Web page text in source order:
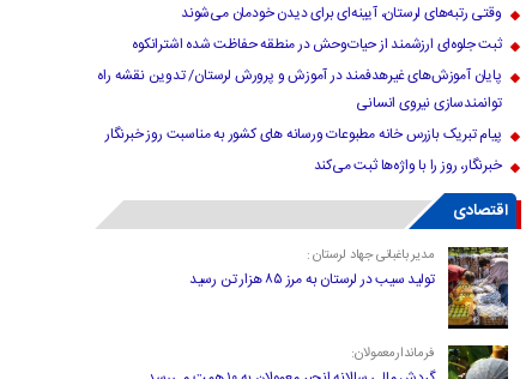
وقتی رتبه‌های لرستان، آیینه‌ای برای دیدن خودمان می‌شوند
ثبت جلوه‌ای ارزشمند از حیات‌وحش در منطقه حفاظت شده اشترانکوه
پایان آموزش‌های غیرهدفمند در آموزش و پرورش لرستان/ تدوین نقشه راه
توانمندسازی نیروی انسانی
پیام تبریک بازرس خانه مطبوعات ورسانه های کشور به مناسبت روز خبرنگار
خبرنگار، روز را با واژه‌ها ثبت می‌کند
اقتصادی
مدیر باغبانی جهاد لرستان :
تولید سیب در لرستان به مرز ۸۵ هزار تن رسید
فرماندارمعمولان: